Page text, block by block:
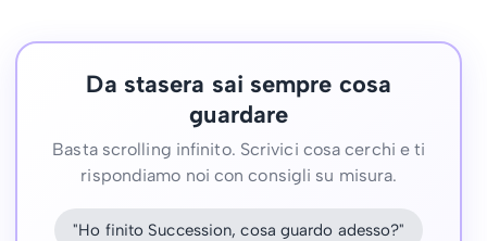
Da stasera sai sempre cosa
guardare
Basta scrolling infinito. Scrivici cosa cerchi e ti
rispondiamo noi con consigli su misura.
"Ho finito Succession, cosa guardo adesso?"